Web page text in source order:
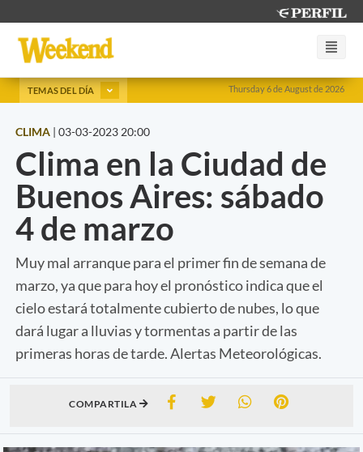
Thursday 6 de August de 2026
TEMAS DEL DÍA
CLIMA | 03-03-2023 20:00
Clima en la Ciudad de
Buenos Aires: sábado
4 de marzo
Muy mal arranque para el primer fin de semana de
marzo, ya que para hoy el pronóstico indica que el
cielo estará totalmente cubierto de nubes, lo que
dará lugar a lluvias y tormentas a partir de las
primeras horas de tarde. Alertas Meteorológicas.
COMPARTILA